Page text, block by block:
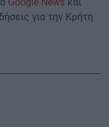
Google News και
για την Κρήτη